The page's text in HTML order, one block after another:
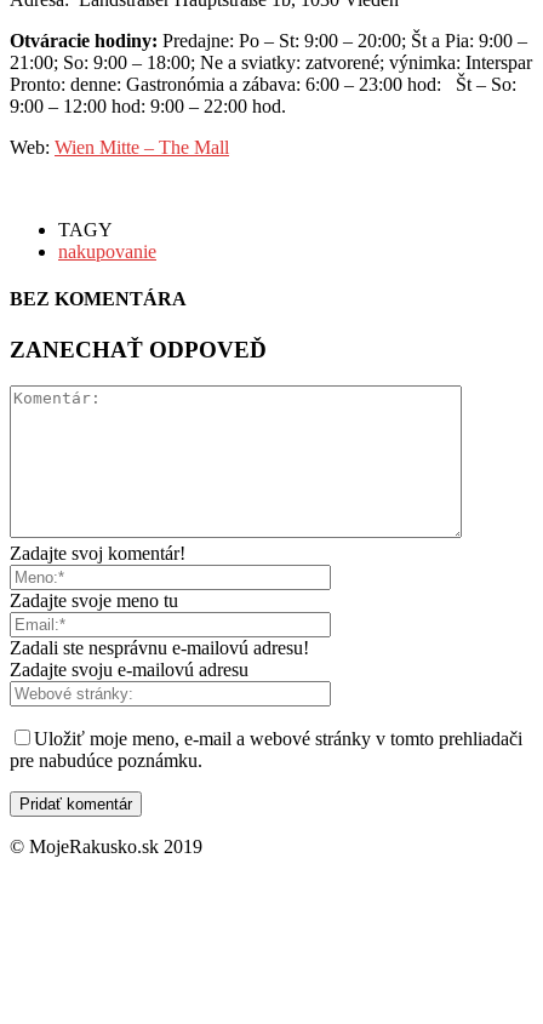
Otváracie hodiny: Predajne: Po – St: 9:00 – 20:00; Št a Pia: 9:00 –
21:00; So: 9:00 – 18:00; Ne a sviatky: zatvorené; výnimka: Interspar
Pronto: denne: Gastronómia a zábava: 6:00 – 23:00 hod: Št – So:
9:00 – 12:00 hod: 9:00 – 22:00 hod.
Web: Wien Mitte – The Mall
TAGY
nakupovanie
BEZ KOMENTÁRA
ZANECHAŤ ODPOVEĎ
Zadajte svoj komentár!
Zadajte svoje meno tu
Zadali ste nesprávnu e-mailovú adresu!
Zadajte svoju e-mailovú adresu
Uložiť moje meno, e-mail a webové stránky v tomto prehliadači
pre nabudúce poznámku.
© MojeRakusko.sk 2019